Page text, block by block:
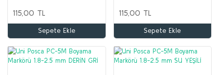
115,00 TL
Sepete Ekle
115,00 TL
Sepete Ekle